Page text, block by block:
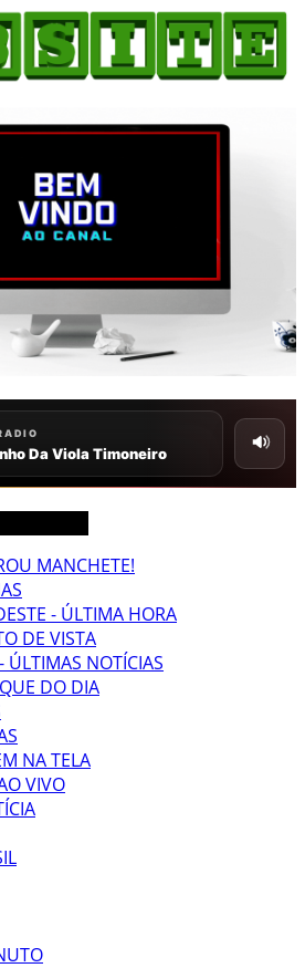
MANCHETE!
- ÚLTIMA HORA
DE VISTA
ÚLTIMAS NOTÍCIAS
DO DIA
NA TELA
VIVO